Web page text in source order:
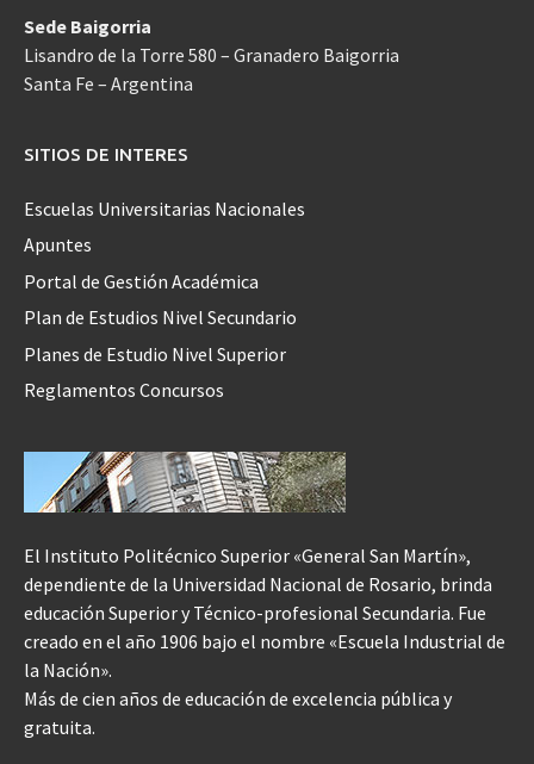
Sede Baigorria
Lisandro de la Torre 580 – Granadero Baigorria
Santa Fe – Argentina
SITIOS DE INTERES
Escuelas Universitarias Nacionales
Apuntes
Portal de Gestión Académica
Plan de Estudios Nivel Secundario
Planes de Estudio Nivel Superior
Reglamentos Concursos
El Instituto Politécnico Superior «General San Martín»,
dependiente de la Universidad Nacional de Rosario, brinda
educación Superior y Técnico-profesional Secundaria. Fue
creado en el año 1906 bajo el nombre «Escuela Industrial de
la Nación».
Más de cien años de educación de excelencia pública y
gratuita.